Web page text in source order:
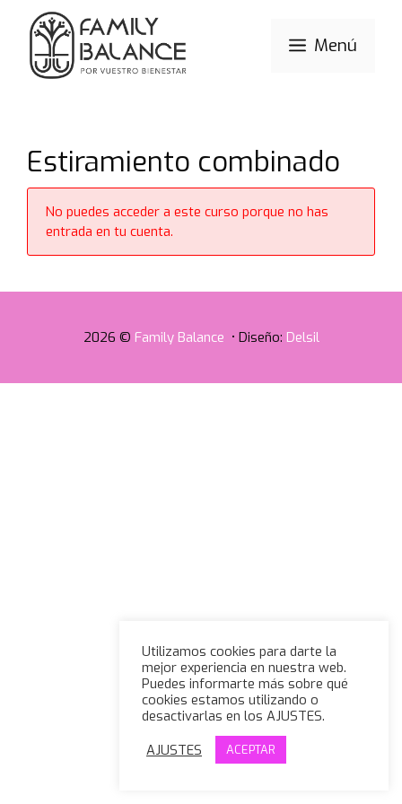
Saltar
contenido
Menú
Estiramiento combinado
No puedes acceder a este curso porque no has
entrada en tu cuenta.
2026 © Family Balance • Diseño: Delsil
Utilizamos cookies para darte la
mejor experiencia en nuestra web.
Puedes informarte más sobre qué
cookies estamos utilizando o
desactivarlas en los AJUSTES.
AJUSTES
ACEPTAR